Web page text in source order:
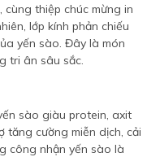
cùng thiệp chúc mừng in
lớp kính phản chiếu
yến sào. Đây là món
tri ân sâu sắc.
sào giàu protein, axit
tăng cường miễn dịch, cải
công nhận yến sào là